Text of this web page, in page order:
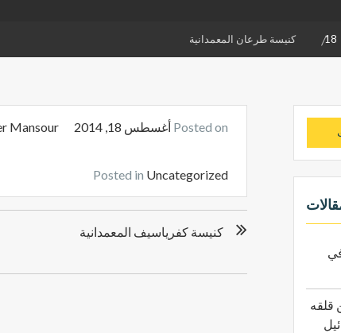
18 كنيسة طرعان المعمدانية
Posted on أغسطس 18, 2014 Mansour
Posted in Uncategorized
ت
فّ
كنيسة كفرياسيف المعمدانية
قلقه